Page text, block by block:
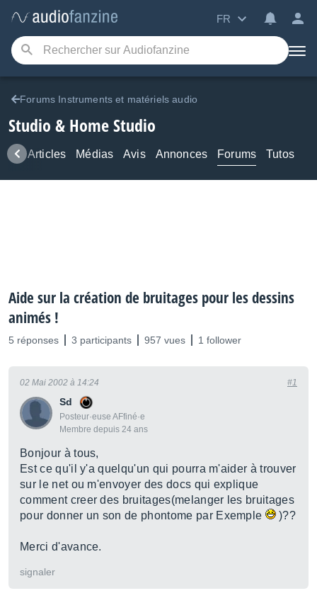
FR
Forums Instruments et matériels audio
Studio & Home Studio
Articles Médias Avis Annonces Forums Tutos
Aide sur la création de bruitages pour les dessins
animés !
5 réponses 3 participants 957 vues 1 follower
Sd
Posteur·euse AFfiné·e
Membre depuis 24 ans
02 Mai 2002 à 14:24 #1
Bonjour à tous,
Est ce qu'il y'a quelqu'un qui pourra m'aider à trouver
sur le net ou m'envoyer des docs qui explique
comment creer des bruitages(melanger les bruitages
pour donner un son de phontome par Exemple
)??
Merci d'avance.
signaler